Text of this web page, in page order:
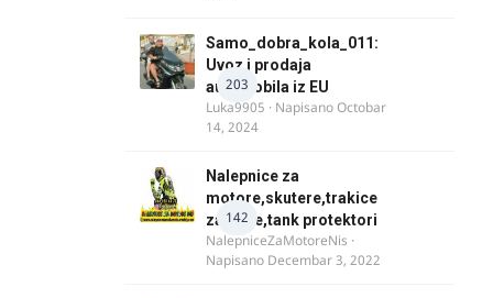
203
Samo_dobra_kola_011:
Uvoz i prodaja
automobila iz EU
Luka9905 · NapisanoOctobar
14, 2024
142
Nalepnice za
motore,skutere,trakice
za felne,tank protektori
NalepniceZaMotoreNis ·
Napisano Decembar 3, 2022